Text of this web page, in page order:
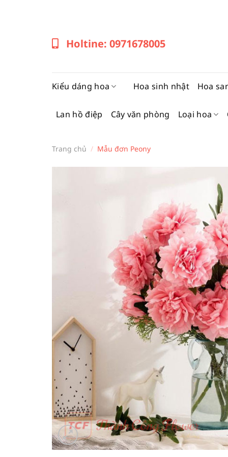
Holtine: 0971678005
Kiểu dáng hoa Hoa sinh nhật Hoa
Lan hồ điệp Cây văn phòng Loại hoa
Trang chủ / Mẫu đơn Peony